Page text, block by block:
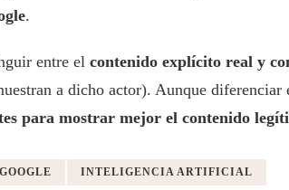
.
entre el contenido explícito real y
a dicho actor). Aunque
para mostrar mejor el contenido
GOOGLE INTELIGENCIA ARTIFICIAL